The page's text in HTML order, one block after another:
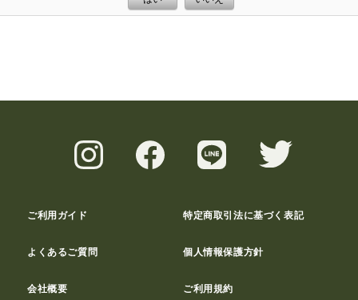
ご利用ガイド 特定商取引法に基づく表記
よくあるご質問 個人情報保護方針
会社概要 ご利用規約